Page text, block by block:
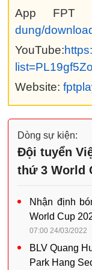
App FPT
dung/
YouTube:
Website:
Dòng sự kiện:
Đội tuyển
thứ 3 World
Nhận định
World Cup
07:00 24/03/2022
BLV Quang
Park Hang